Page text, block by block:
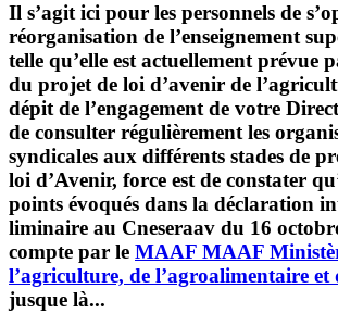
Il s’agit ici pour les personnels de
réorganisation de l’enseignement
telle qu’elle est actuellement prévue
du projet de loi d’avenir de
dépit de l’engagement de votre
de consulter régulièrement les
syndicales aux différents stades de
loi d’Avenir, force est de constater
points évoqués dans la déclaration
liminaire au Cneseraav du 16
compte par le MAAF MAAF
l’agriculture, de l’agroalimentaire et
jusque là...